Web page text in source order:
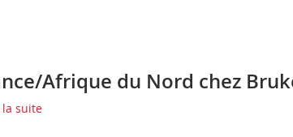
Afrique du Nord chez
la suite